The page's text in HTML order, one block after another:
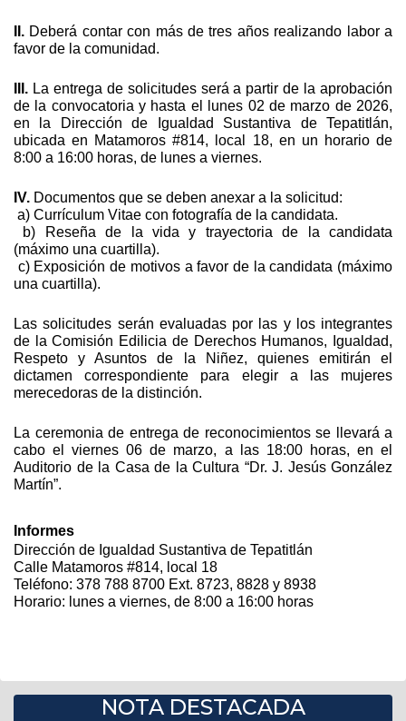
II. Deberá contar con más de tres años realizando labor a
favor de la comunidad.
III. La entrega de solicitudes será a partir de la aprobación
de la convocatoria y hasta el lunes 02 de marzo de 2026,
en la Dirección de Igualdad Sustantiva de Tepatitlán,
ubicada en Matamoros #814, local 18, en un horario de
8:00 a 16:00 horas, de lunes a viernes.
IV. Documentos que se deben anexar a la solicitud:
a) Currículum Vitae con fotografía de la candidata.
(máximo una cuartilla).
una cuartilla).
Las solicitudes serán evaluadas por las y los integrantes
de la Comisión Edilicia de Derechos Humanos, Igualdad,
Respeto y Asuntos de la Niñez, quienes emitirán el
dictamen correspondiente para elegir a las mujeres
merecedoras de la distinción.
La ceremonia de entrega de reconocimientos se llevará a
cabo el viernes 06 de marzo, a las 18:00 horas, en el
Auditorio de la Casa de la Cultura “Dr. J. Jesús González
Martín”.
Informes
Dirección de Igualdad Sustantiva de Tepatitlán
Calle Matamoros #814, local 18
Teléfono: 378 788 8700 Ext. 8723, 8828 y 8938
Horario: lunes a viernes, de 8:00 a 16:00 horas
NOTA DESTACADA